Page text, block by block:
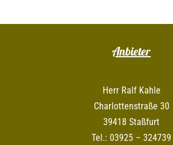
Anbieter
Herr Ralf Kahle
Charlottenstraße 30
39418 Staßfurt
Tel.: 03925 – 324739